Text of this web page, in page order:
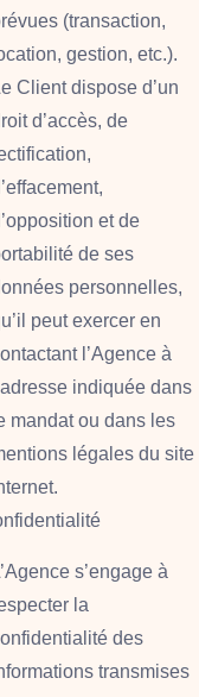
(transaction,
gestion, etc.).
Client dispose d’un
d’accès, de
et de
de ses
personnelles,
peut exercer en
l’Agence à
indiquée dans
mandat ou dans les
légales du site
s’engage à
la
des
transmises